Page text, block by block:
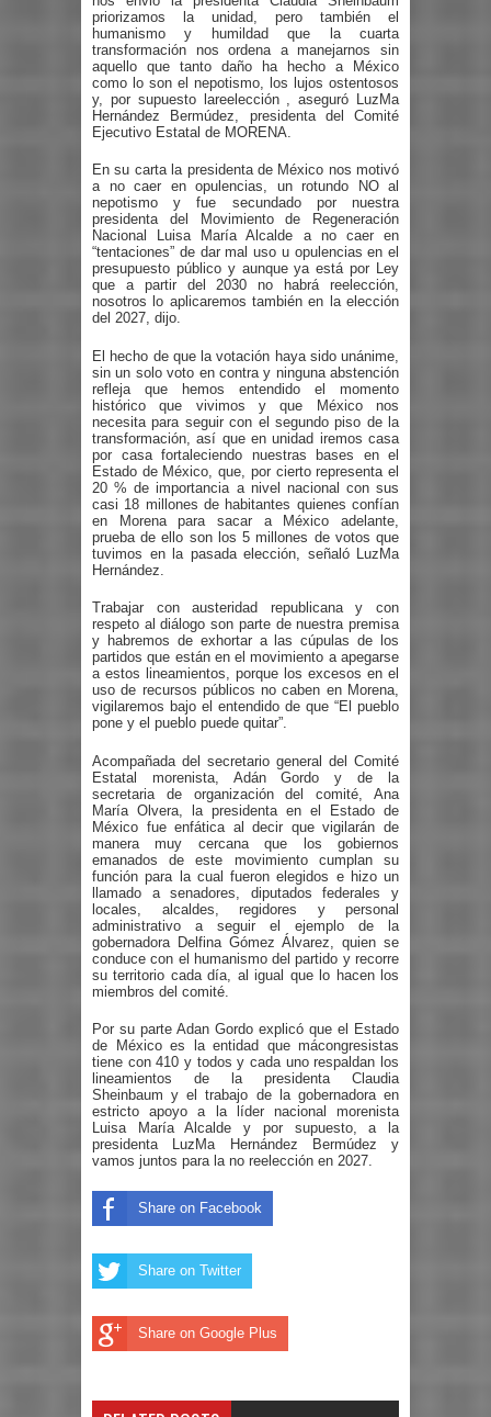
priorizamos la unidad, pero también el
humanismo y humildad que la cuarta
transformación nos ordena a manejarnos sin
aquello que tanto daño ha hecho a México
como lo son el nepotismo, los lujos ostentosos
y, por supuesto lareelección , aseguró LuzMa
Hernández Bermúdez, presidenta del Comité
Ejecutivo Estatal de MORENA.
En su carta la presidenta de México nos motivó
a no caer en opulencias, un rotundo NO al
nepotismo y fue secundado por nuestra
presidenta del Movimiento de Regeneración
Nacional Luisa María Alcalde a no caer en
“tentaciones” de dar mal uso u opulencias en el
presupuesto público y aunque ya está por Ley
que a partir del 2030 no habrá reelección,
nosotros lo aplicaremos también en la elección
del 2027, dijo.
El hecho de que la votación haya sido unánime,
sin un solo voto en contra y ninguna abstención
refleja que hemos entendido el momento
histórico que vivimos y que México nos
necesita para seguir con el segundo piso de la
transformación, así que en unidad iremos casa
por casa fortaleciendo nuestras bases en el
Estado de México, que, por cierto representa el
20 % de importancia a nivel nacional con sus
casi 18 millones de habitantes quienes confían
en Morena para sacar a México adelante,
prueba de ello son los 5 millones de votos que
tuvimos en la pasada elección, señaló LuzMa
Hernández.
Trabajar con austeridad republicana y con
respeto al diálogo son parte de nuestra premisa
y habremos de exhortar a las cúpulas de los
partidos que están en el movimiento a apegarse
a estos lineamientos, porque los excesos en el
uso de recursos públicos no caben en Morena,
vigilaremos bajo el entendido de que “El pueblo
pone y el pueblo puede quitar”.
Acompañada del secretario general del Comité
Estatal morenista, Adán Gordo y de la
secretaria de organización del comité, Ana
María Olvera, la presidenta en el Estado de
México fue enfática al decir que vigilarán de
manera muy cercana que los gobiernos
emanados de este movimiento cumplan su
función para la cual fueron elegidos e hizo un
llamado a senadores, diputados federales y
locales, alcaldes, regidores y personal
administrativo a seguir el ejemplo de la
gobernadora Delfina Gómez Álvarez, quien se
conduce con el humanismo del partido y recorre
su territorio cada día, al igual que lo hacen los
miembros del comité.
Por su parte Adan Gordo explicó que el Estado
de México es la entidad que mácongresistas
tiene con 410 y todos y cada uno respaldan los
lineamientos de la presidenta Claudia
Sheinbaum y el trabajo de la gobernadora en
estricto apoyo a la líder nacional morenista
Luisa María Alcalde y por supuesto, a la
presidenta LuzMa Hernández Bermúdez y
vamos juntos para la no reelección en 2027.
Share on Facebook
Share on Twitter
Share on Google Plus